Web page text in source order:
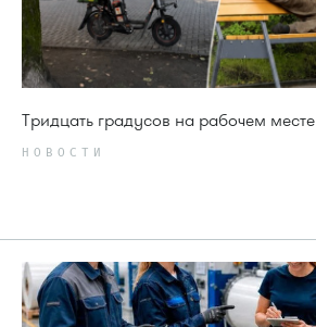
Тридцать градусов на рабочем месте
НОВОСТИ